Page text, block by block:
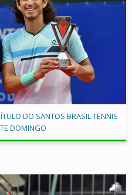
DO SANTOS BRASIL TENNIS
DOMINGO